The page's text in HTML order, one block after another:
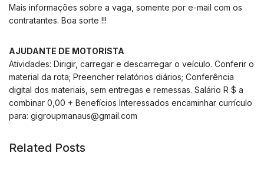
Mais informações sobre a vaga, somente por e-mail com os
contratantes. Boa sorte !!!
AJUDANTE DE MOTORISTA
Atividades: Dirigir, carregar e descarregar o veículo. Conferir o
material da rota; Preencher relatórios diários; Conferência
digital dos materiais, sem entregas e remessas. Salário R $ a
combinar 0,00 + Benefícios Interessados ​​encaminhar currículo
para: gigroupmanaus@gmail.com
Related Posts